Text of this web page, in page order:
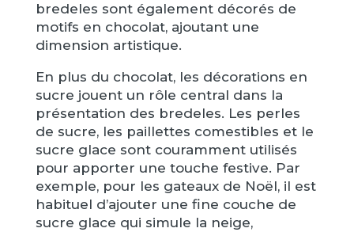
bredeles sont également décorés de
motifs en chocolat, ajoutant une
dimension artistique.
En plus du chocolat, les décorations en
sucre jouent un rôle central dans la
présentation des bredeles. Les perles
de sucre, les paillettes comestibles et le
sucre glace sont couramment utilisés
pour apporter une touche festive. Par
exemple, pour les gateaux de Noël, il est
habituel d’ajouter une fine couche de
sucre glace qui simule la neige,